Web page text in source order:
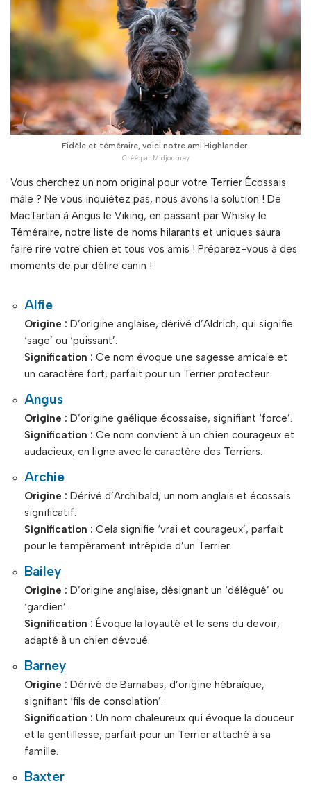
Fidèle et téméraire, voici notre ami Highlander.
Vous cherchez un nom original pour votre Terrier Écossais
mâle ? Ne vous inquiétez pas, nous avons la solution ! De
MacTartan à Angus le Viking, en passant par Whisky le
Téméraire, notre liste de noms hilarants et uniques saura
faire rire votre chien et tous vos amis ! Préparez-vous à des
moments de pur délire canin !
Alfie
Origine : D’origine anglaise, dérivé d’Aldrich, qui signifie
‘sage’ ou ‘puissant’.
Signification : Ce nom évoque une sagesse amicale et
un caractère fort, parfait pour un Terrier protecteur.
Angus
Origine : D’origine gaélique écossaise, signifiant ‘force’.
Signification : Ce nom convient à un chien courageux et
audacieux, en ligne avec le caractère des Terriers.
Archie
Origine : Dérivé d’Archibald, un nom anglais et écossais
significatif.
Signification : Cela signifie ‘vrai et courageux’, parfait
pour le tempérament intrépide d’un Terrier.
Bailey
Origine : D’origine anglaise, désignant un ‘délégué’ ou
‘gardien’.
Signification : Évoque la loyauté et le sens du devoir,
adapté à un chien dévoué.
Barney
Origine : Dérivé de Barnabas, d’origine hébraïque,
signifiant ‘fils de consolation’.
Signification : Un nom chaleureux qui évoque la douceur
et la gentillesse, parfait pour un Terrier attaché à sa
famille.
Baxter